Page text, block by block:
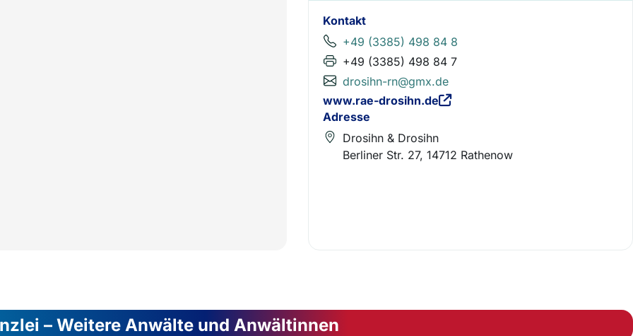
Kontakt
+49 (3385) 498 84 8
+49 (3385) 498 84 7
drosihn-rn@gmx.de
www.rae-drosihn.de
Adresse
Drosihn & Drosihn
Berliner Str. 27, 14712 Rathenow
– Weitere Anwälte und Anwältinnen